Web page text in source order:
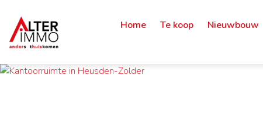
Home Te koop Nieuwbouw